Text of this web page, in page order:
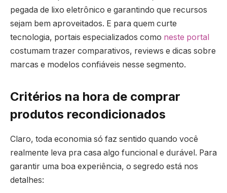
pegada de lixo eletrônico e garantindo que recursos
sejam bem aproveitados. E para quem curte
tecnologia, portais especializados como neste portal
costumam trazer comparativos, reviews e dicas sobre
marcas e modelos confiáveis nesse segmento.
Critérios na hora de comprar
produtos recondicionados
Claro, toda economia só faz sentido quando você
realmente leva pra casa algo funcional e durável. Para
garantir uma boa experiência, o segredo está nos
detalhes: